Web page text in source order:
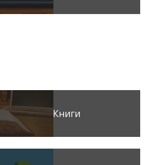
Книги